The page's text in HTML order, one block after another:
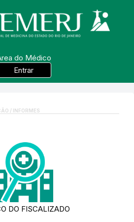
do Médico
Entrar
/ INFORMES
DO FISCALIZADO